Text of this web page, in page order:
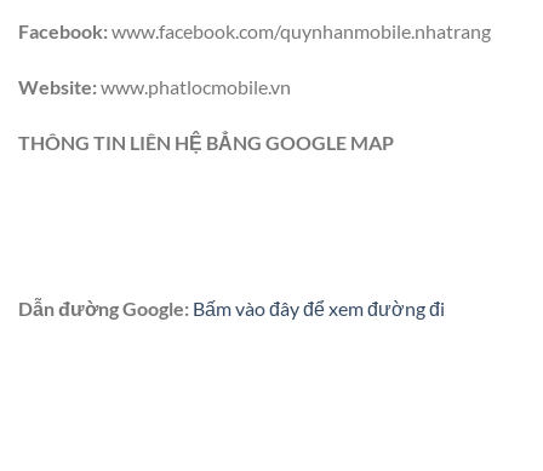
Facebook:www.facebook.com/quynhanmobile.nhatrang
Website:www.phatlocmobile.vn
THÔNG TIN LIÊN HỆ BẲNG GOOGLE MAP
Dẫn đường Google: Bấm vào đây để xem đường đi